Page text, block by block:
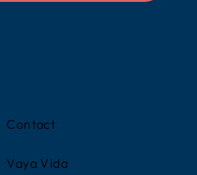
Contact
Vaya Vida